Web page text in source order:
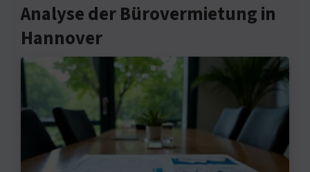
Analyse der Bürovermietung in
Hannover